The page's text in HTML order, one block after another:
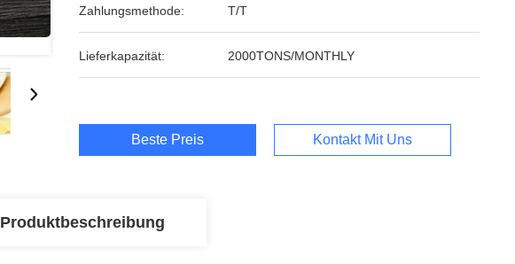
Zahlungsmethode: T/T
Lieferkapazität: 2000TONS/MONTHLY
Beste Preis Kontakt Mit Uns
Produktbeschreibung